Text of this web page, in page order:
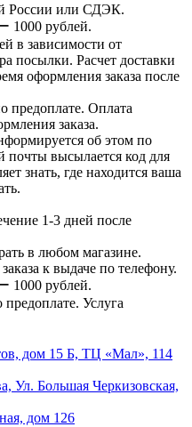
России или СДЭК.
1000 рублей.
в зависимости от
посылки. Расчет доставки
оформления заказа после
предоплате. Оплата
заказа.
об этом по
почты высылается код для
знать, где находится ваша
1-3 дней после
в любом магазине.
к выдаче по телефону.
1000 рублей.
предоплате. Услуга
дом 15 Б, ТЦ «Мал», 114
Ул. Большая Черкизовская,
дом 126